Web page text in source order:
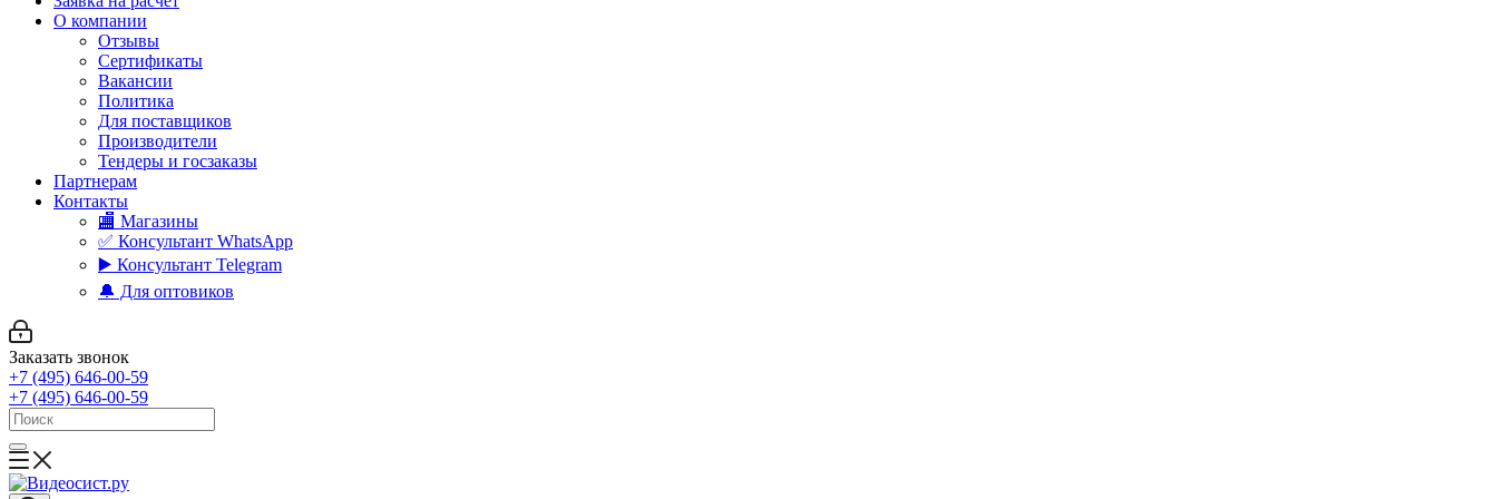
О компании
Отзывы
Сертификаты
Вакансии
Политика
Для поставщиков
Производители
Тендеры и госзаказы
Партнерам
Контакты
🏬 Магазины
✅️ Консультант WhatsApp
▶️ Консультант Telegram
🔔 Для оптовиков
Заказать звонок
+7 (495) 646-00-59
+7 (495) 646-00-59